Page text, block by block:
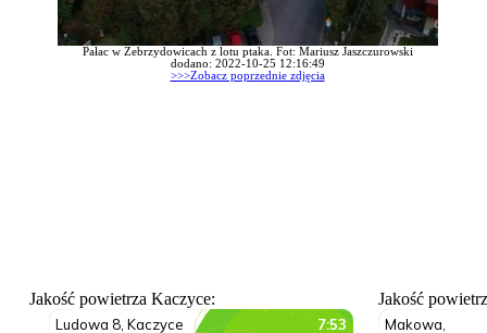
Pałac w Zebrzydowicach z lotu ptaka. Fot: Mariusz Jaszczurowski
dodano: 2022-10-25 12:16:49
>>>Zobacz poprzednie zdjęcia
Jakość powietrza Kaczyce: Jakość